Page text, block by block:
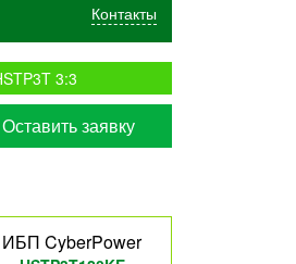
Контакты
3:3
Оставить заявку
ИБП CyberPower